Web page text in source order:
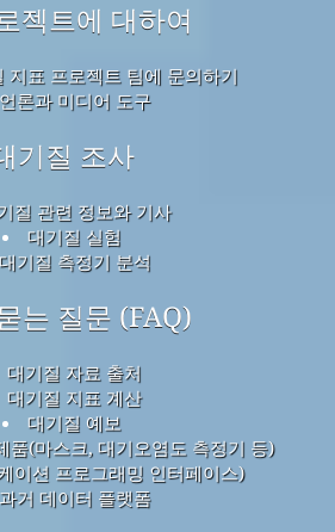
젝트에 대하여
지표 프로젝트 팀에 문의하기
언론과 미디어 도구
기질 조사
질 관련 정보와 기사
대기질 실험
대기질 측정기 분석
는 질문 (FAQ)
대기질 자료 출처
대기질 지표 계산
대기질 예보
품(마스크, 대기오염도 측정기 등)
이션 프로그래밍 인터페이스)
과거 데이터 플랫폼